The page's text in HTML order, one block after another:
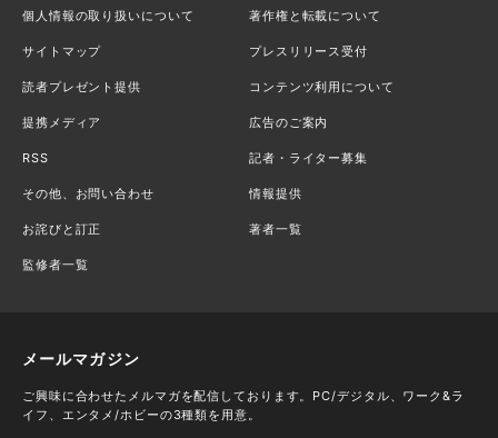
個人情報の取り扱いについて 著作権と転載について
サイトマップ プレスリリース受付
読者プレゼント提供 コンテンツ利用について
提携メディア 広告のご案内
RSS 記者・ライター募集
その他、お問い合わせ 情報提供
お詫びと訂正 著者一覧
監修者一覧
メールマガジン
ご興味に合わせたメルマガを配信しております。PC/デジタル、ワーク&ラ
イフ、エンタメ/ホビーの3種類を用意。